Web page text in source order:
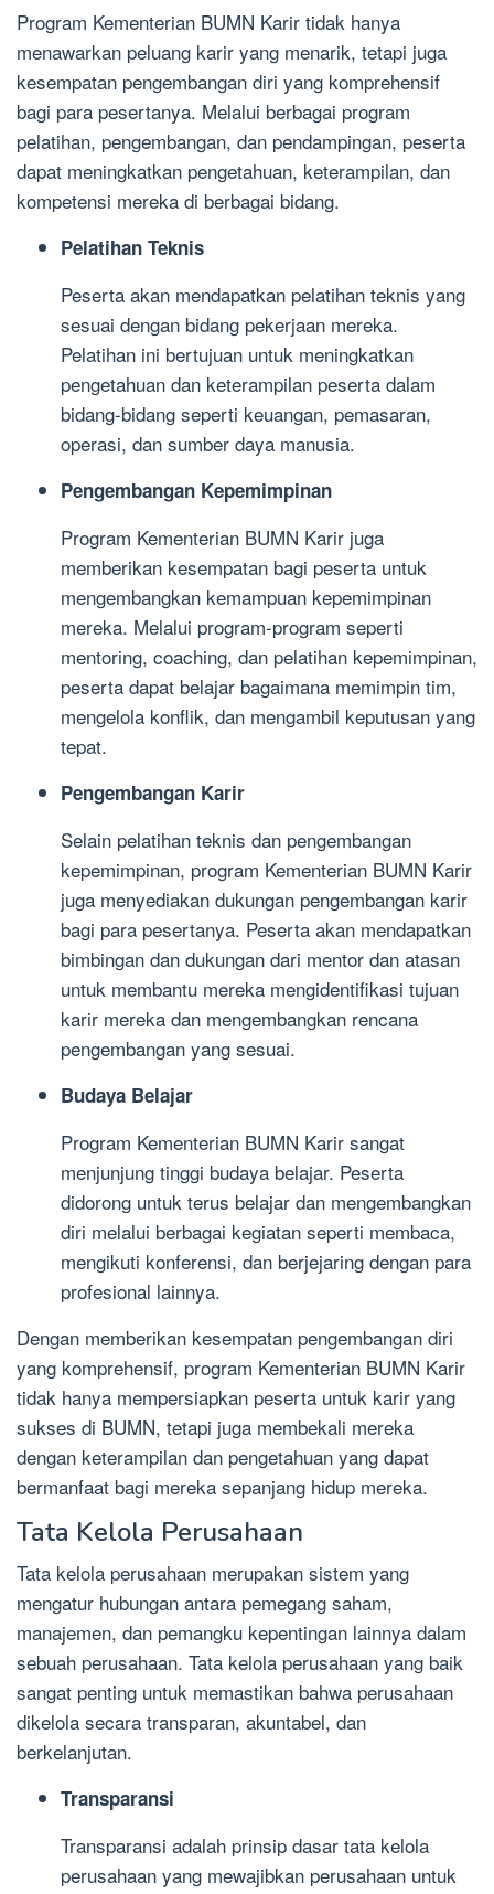
Program Kementerian BUMN Karir tidak hanya
menawarkan peluang karir yang menarik, tetapi juga
kesempatan pengembangan diri yang komprehensif
bagi para pesertanya. Melalui berbagai program
pelatihan, pengembangan, dan pendampingan, peserta
dapat meningkatkan pengetahuan, keterampilan, dan
kompetensi mereka di berbagai bidang.
Pelatihan Teknis
Peserta akan mendapatkan pelatihan teknis yang
sesuai dengan bidang pekerjaan mereka.
Pelatihan ini bertujuan untuk meningkatkan
pengetahuan dan keterampilan peserta dalam
bidang-bidang seperti keuangan, pemasaran,
operasi, dan sumber daya manusia.
Pengembangan Kepemimpinan
Program Kementerian BUMN Karir juga
memberikan kesempatan bagi peserta untuk
mengembangkan kemampuan kepemimpinan
mereka. Melalui program-program seperti
mentoring, coaching, dan pelatihan kepemimpinan,
peserta dapat belajar bagaimana memimpin tim,
mengelola konflik, dan mengambil keputusan yang
tepat.
Pengembangan Karir
Selain pelatihan teknis dan pengembangan
kepemimpinan, program Kementerian BUMN Karir
juga menyediakan dukungan pengembangan karir
bagi para pesertanya. Peserta akan mendapatkan
bimbingan dan dukungan dari mentor dan atasan
untuk membantu mereka mengidentifikasi tujuan
karir mereka dan mengembangkan rencana
pengembangan yang sesuai.
Budaya Belajar
Program Kementerian BUMN Karir sangat
menjunjung tinggi budaya belajar. Peserta
didorong untuk terus belajar dan mengembangkan
diri melalui berbagai kegiatan seperti membaca,
mengikuti konferensi, dan berjejaring dengan para
profesional lainnya.
Dengan memberikan kesempatan pengembangan diri
yang komprehensif, program Kementerian BUMN Karir
tidak hanya mempersiapkan peserta untuk karir yang
sukses di BUMN, tetapi juga membekali mereka
dengan keterampilan dan pengetahuan yang dapat
bermanfaat bagi mereka sepanjang hidup mereka.
Tata Kelola Perusahaan
Tata kelola perusahaan merupakan sistem yang
mengatur hubungan antara pemegang saham,
manajemen, dan pemangku kepentingan lainnya dalam
sebuah perusahaan. Tata kelola perusahaan yang baik
sangat penting untuk memastikan bahwa perusahaan
dikelola secara transparan, akuntabel, dan
berkelanjutan.
Transparansi
Transparansi adalah prinsip dasar tata kelola
perusahaan yang mewajibkan perusahaan untuk